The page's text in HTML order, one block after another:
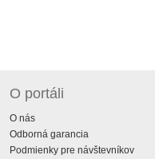
O portáli
O nás
Odborná garancia
Podmienky pre návštevníkov